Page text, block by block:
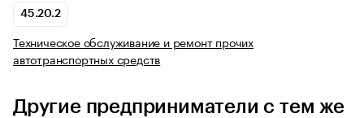
45.20.2
Техническое обслуживание и ремонт прочих
автотранспортных средств
Другие предприниматели с тем же